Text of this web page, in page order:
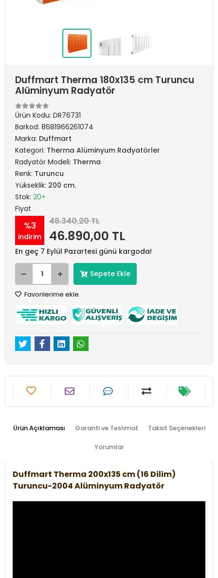
Duffmart Therma 180x135 cm Turuncu
Alüminyum Radyatör
Ürün Kodu: DR76731
Barkod: 8681966261074
Marka: Duffmart
Kategori: Therma Alüminyum Radyatörler
Radyatör Modeli: Therma
Renk: Turuncu
Yükseklik: 200 cm.
Stok: 20+
Fiyat
%3
indirim
48.340,20 TL
46.890,00 TL
En geç 7 Eylül Pazartesi günü kargoda!
Sepete Ekle
Favorilerime ekle
Ürün Açıklaması Garanti ve Teslimat Taksit Seçenekleri
Yorumlar
Duffmart Therma 200x135 cm (16 Dilim)
Turuncu-2004 Alüminyum Radyatör